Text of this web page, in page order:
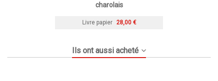
charolais
Livre papier 28,00 €
Ils ont aussi acheté